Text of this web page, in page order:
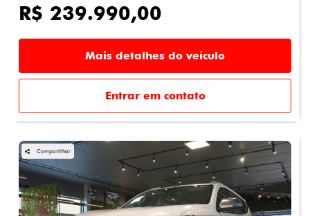
R$ 239.990,00
Mais detalhes do veículo
Entrar em contato
Compartilhar